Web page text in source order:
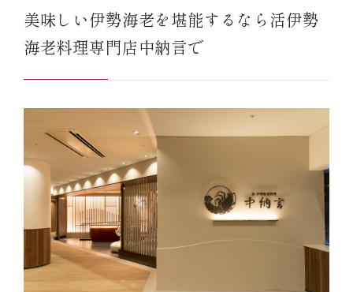
美味しい伊勢海老を堪能するなら活伊勢
海老料理専門店中納言で